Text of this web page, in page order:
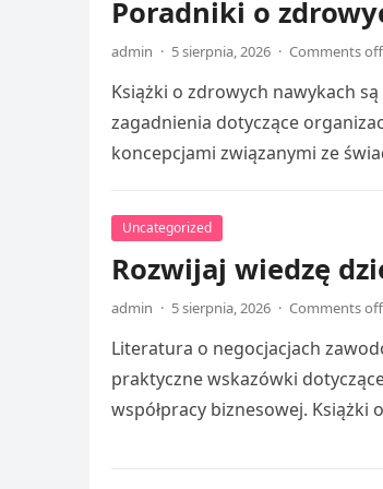
Poradniki o
admin · 5 sierpnia, 2026 · Comments off
Książki o zdrowych nawykach
zagadnienia dotyczące
koncepcjami związanymi ze
Uncategorized
Rozwijaj wiedzę
admin · 5 sierpnia, 2026 · Comments off
Literatura o negocjacjach
praktyczne wskazówki
współpracy biznesowej.